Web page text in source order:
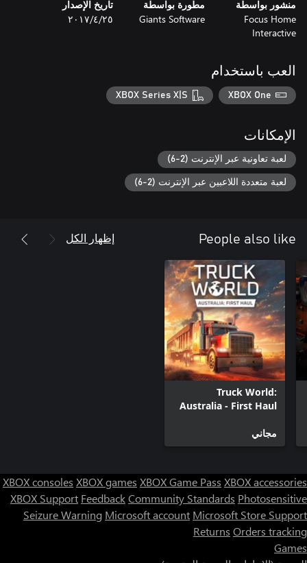
منشور بواسطة
Focus Home
Interactive
مطورة بواسطة
Giants Software
تاريخ الإصدار
٢٥‏/٤‏/٢٠١٧
العب باستخدام
XBOX One
XBOX Series X|S
الإمكانات
لعبة تعاونية عبر الإنترنت (2-6)
لعبة متعددة اللاعبين عبر الإنترنت (2-6)
People also like إظهار الكل
Truck World:
Australia - First Haul
مجاني
XBOX consoles XBOX games XBOX Game Pass XBOX accessories
XBOX Support FeedbackCommunity Standards Photosensitive
Seizure Warning Microsoft account Microsoft Store Support
Returns Orders tracking
Games